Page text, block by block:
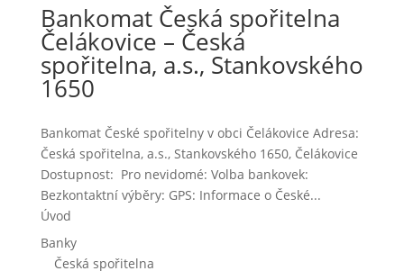
Bankomat Česká spořitelna
Čelákovice – Česká
spořitelna, a.s., Stankovského
1650
Bankomat České spořitelny v obci Čelákovice Adresa:
Česká spořitelna, a.s., Stankovského 1650, Čelákovice
Dostupnost: Pro nevidomé: Volba bankovek:
Bezkontaktní výběry: GPS: Informace o České...
Úvod
Banky
Česká spořitelna